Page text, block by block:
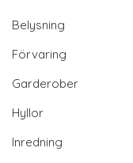
Belysning
Förvaring
Garderober
Hyllor
Inredning